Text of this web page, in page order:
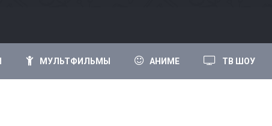
МУЛЬТФИЛЬМЫ АНИМЕ ТВ ШОУ